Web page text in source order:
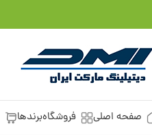
صفحه اصلی فروشگاهبرندها